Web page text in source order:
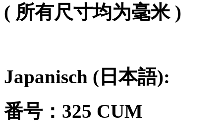
( 所有尺寸均为毫米 )
Japanisch ( 日本語):
番号： 325 CUM